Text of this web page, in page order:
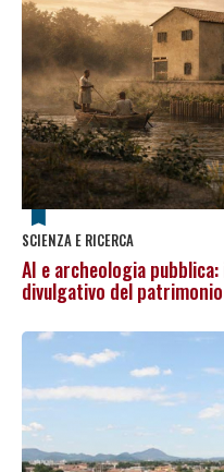
SCIENZA E RICERCA
AI e archeologia
divulgativo del patrimonio